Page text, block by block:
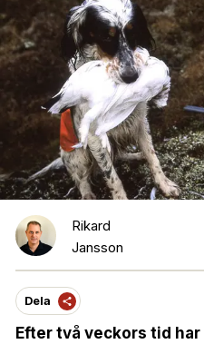
Rikard
Jansson
Dela
Efter två veckors tid